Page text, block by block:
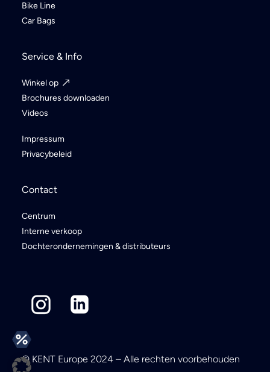
Bike Line
Car Bags
Service & Info
Winkel op
Brochures downloaden
Videos
Impressum
Privacybeleid
Contact
Centrum
Interne verkoop
Dochterondernemingen & distributeurs
© KENT Europe 2024 – Alle rechten voorbehouden